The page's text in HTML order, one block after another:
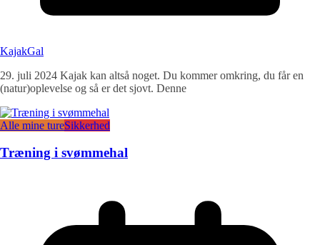
KajakGal
29. juli 2024 Kajak kan altså noget. Du kommer omkring, du får en
(natur)oplevelse og så er det sjovt. Denne
Alle mine tureSikkerhed
Træning i svømmehal